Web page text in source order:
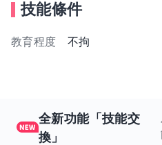
技能條件
教育程度 不拘
全新功能「技能交
換」